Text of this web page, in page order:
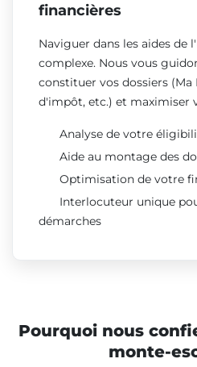
financières
Naviguer dans les aides de
complexe. Nous vous
constituer vos dossiers
d'impôt, etc.) et maximiser
Analyse de votre
Aide au montage des
Optimisation de votre
Interlocuteur unique
démarches
Pourquoi nous
monte-